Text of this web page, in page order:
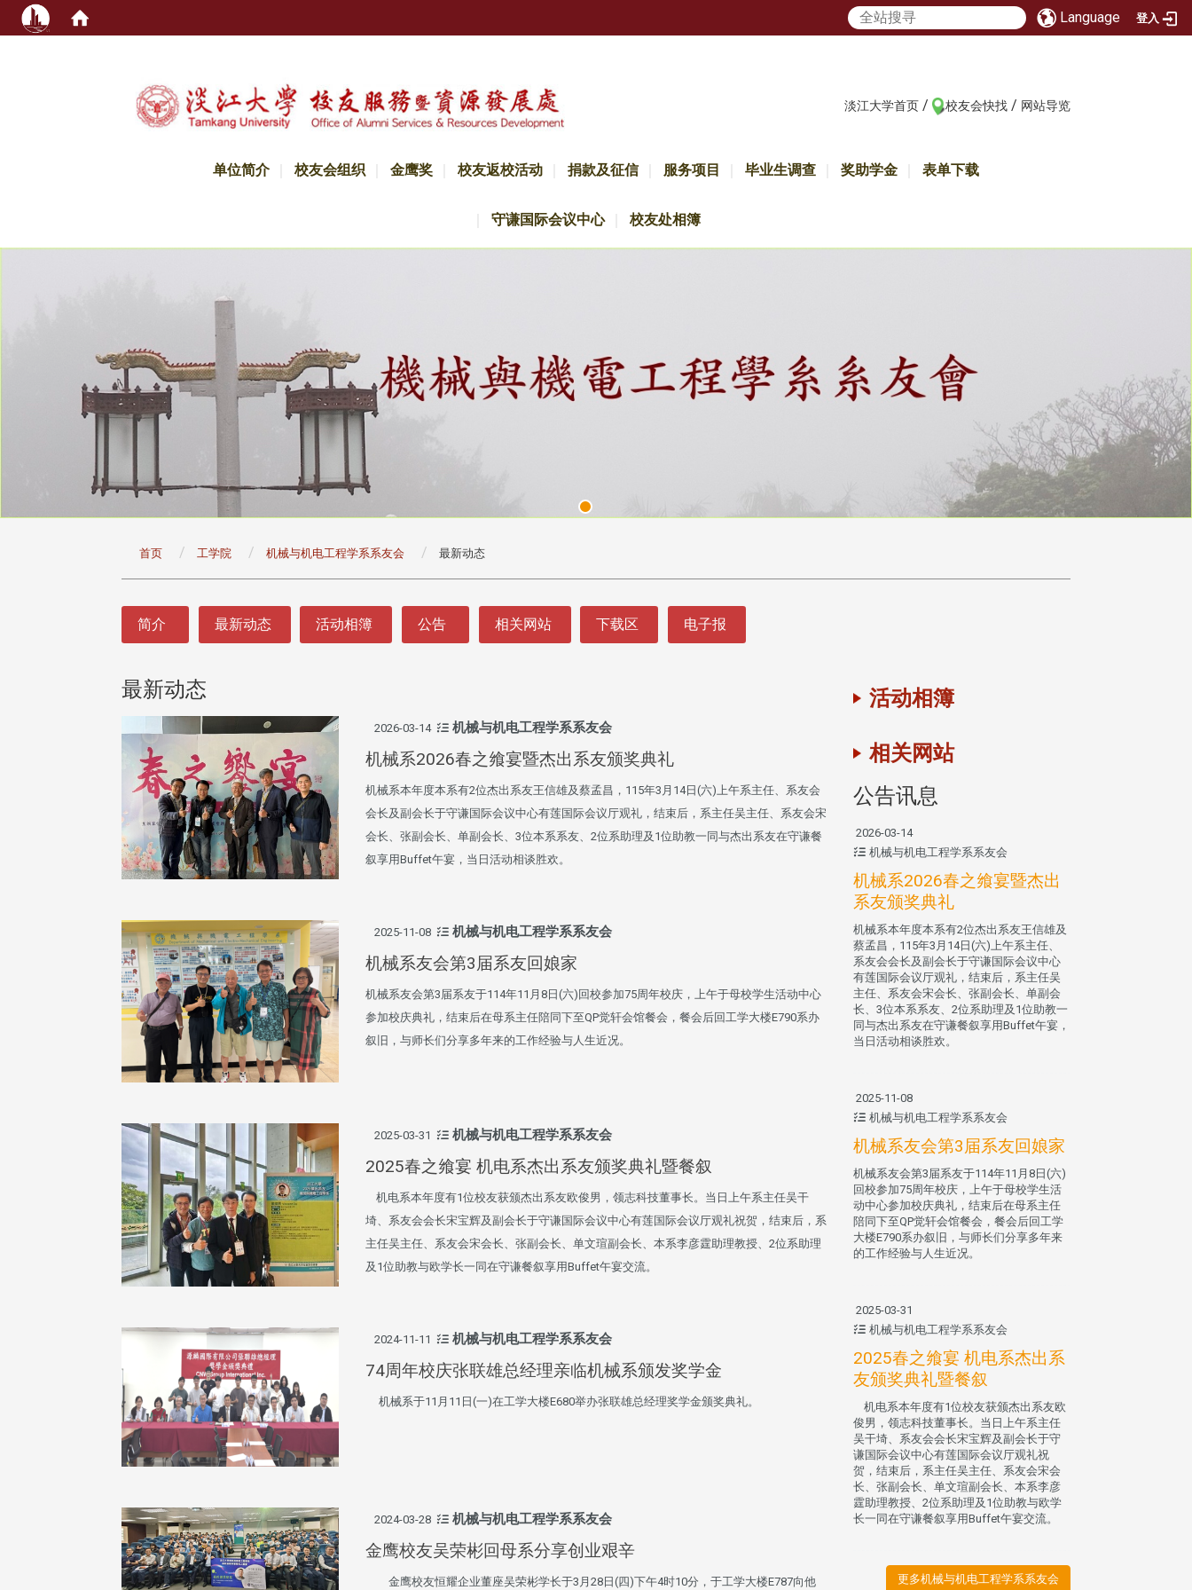
Language 登入
淡江大学首页 / 校友会快找 / 网站导览
单位简介 校友会组织 金鹰奖 校友返校活动 捐款及征信 服务项目 毕业生调查 奖助学金 表单下载
守谦国际会议中心 校友处相簿
首页 工学院 机械与机电工程学系系友会 最新动态
简介 最新动态 活动相簿 公告 相关网站 下载区 电子报
最新动态
2026-03-14 机械与机电工程学系系友会
机械系2026春之飨宴暨杰出系友颁奖典礼
机械系本年度本系有2位杰出系友王信雄及蔡孟昌，115年3月14日(六)上午系主任、系友会
会长及副会长于守谦国际会议中心有莲国际会议厅观礼，结束后，系主任吴主任、系友会宋
会长、张副会长、单副会长、3位本系系友、2位系助理及1位助教一同与杰出系友在守谦餐
叙享用Buffet午宴，当日活动相谈胜欢。
2025-11-08 机械与机电工程学系系友会
机械系友会第3届系友回娘家
机械系友会第3届系友于114年11月8日(六)回校参加75周年校庆，上午于母校学生活动中心
参加校庆典礼，结束后在母系主任陪同下至QP觉轩会馆餐会，餐会后回工学大楼E790系办
叙旧，与师长们分享多年来的工作经验与人生近况。
2025-03-31 机械与机电工程学系系友会
2025春之飨宴 机电系杰出系友颁奖典礼暨餐叙
机电系本年度有1位校友获颁杰出系友欧俊男，领志科技董事长。当日上午系主任吴干
埼、系友会会长宋宝辉及副会长于守谦国际会议中心有莲国际会议厅观礼祝贺，结束后，系
主任吴主任、系友会宋会长、张副会长、单文瑄副会长、本系李彦霆助理教授、2位系助理
及1位助教与欧学长一同在守谦餐叙享用Buffet午宴交流。
2024-11-11 机械与机电工程学系系友会
74周年校庆张联雄总经理亲临机械系颁发奖学金
机械系于11月11日(一)在工学大楼E680举办张联雄总经理奖学金颁奖典礼。
2024-03-28 机械与机电工程学系系友会
金鹰校友吴荣彬回母系分享创业艰辛
金鹰校友恒耀企业董座吴荣彬学长于3月28日(四)下午4时10分，于工学大楼E787向他
活动相簿
相关网站
公告讯息
2026-03-14
机械与机电工程学系系友会
机械系2026春之飨宴暨杰出
系友颁奖典礼
机械系本年度本系有2位杰出系友王信雄及
蔡孟昌，115年3月14日(六)上午系主任、
系友会会长及副会长于守谦国际会议中心
有莲国际会议厅观礼，结束后，系主任吴
主任、系友会宋会长、张副会长、单副会
长、3位本系系友、2位系助理及1位助教一
同与杰出系友在守谦餐叙享用Buffet午宴，
当日活动相谈胜欢。
2025-11-08
机械与机电工程学系系友会
机械系友会第3届系友回娘家
机械系友会第3届系友于114年11月8日(六)
回校参加75周年校庆，上午于母校学生活
动中心参加校庆典礼，结束后在母系主任
陪同下至QP觉轩会馆餐会，餐会后回工学
大楼E790系办叙旧，与师长们分享多年来
的工作经验与人生近况。
2025-03-31
机械与机电工程学系系友会
2025春之飨宴 机电系杰出系
友颁奖典礼暨餐叙
机电系本年度有1位校友获颁杰出系友欧
俊男，领志科技董事长。当日上午系主任
吴干埼、系友会会长宋宝辉及副会长于守
谦国际会议中心有莲国际会议厅观礼祝
贺，结束后，系主任吴主任、系友会宋会
长、张副会长、单文瑄副会长、本系李彦
霆助理教授、2位系助理及1位助教与欧学
长一同在守谦餐叙享用Buffet午宴交流。
更多机械与机电工程学系系友会